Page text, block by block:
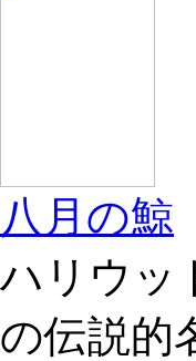
八月の鯨
ハリウッ
の伝説的